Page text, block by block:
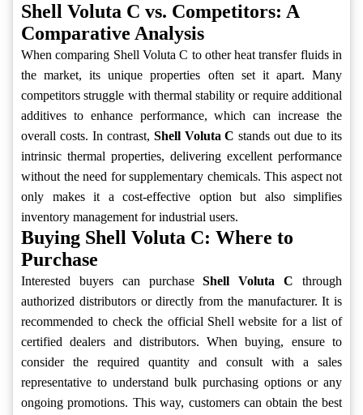
Shell Voluta C vs. Competitors: A
Comparative Analysis
When comparing Shell Voluta C to other heat transfer fluids in
the market, its unique properties often set it apart. Many
competitors struggle with thermal stability or require additional
additives to enhance performance, which can increase the
overall costs. In contrast, Shell Voluta C stands out due to its
intrinsic thermal properties, delivering excellent performance
without the need for supplementary chemicals. This aspect not
only makes it a cost-effective option but also simplifies
inventory management for industrial users.
Buying Shell Voluta C: Where to
Purchase
Interested buyers can purchaseShell Voluta C through
authorized distributors or directly from the manufacturer. It is
recommended to check the official Shell website for a list of
certified dealers and distributors. When buying, ensure to
consider the required quantity and consult with a sales
representative to understand bulk purchasing options or any
ongoing promotions. This way, customers can obtain the best